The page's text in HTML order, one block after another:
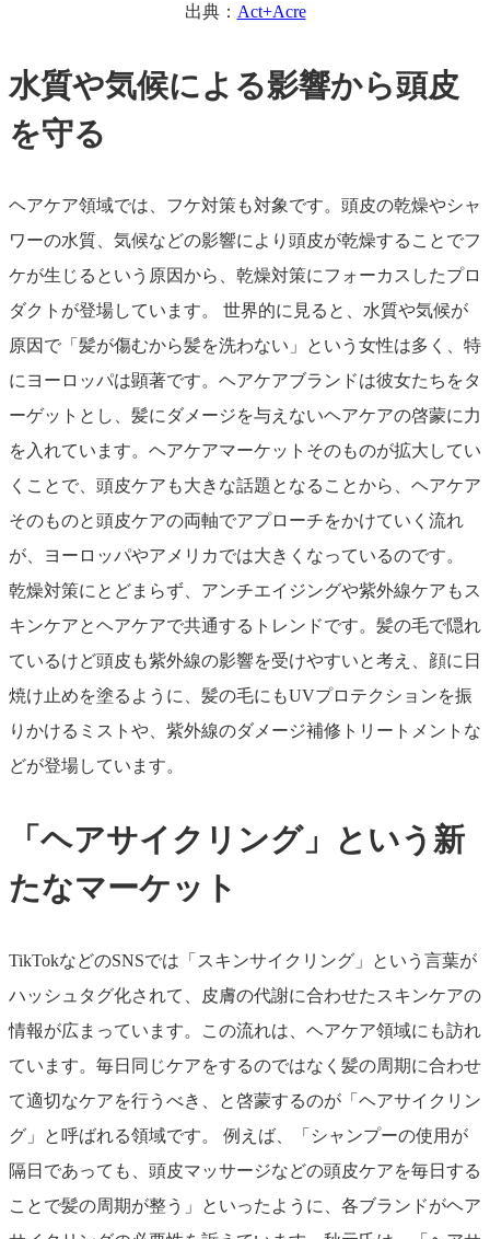
出典： Act+Acre
水質や気候による影響から頭皮
を守る
ヘアケア領域では、フケ対策も対象です。頭皮の乾燥やシャ
ワーの水質、気候などの影響により頭皮が乾燥することでフ
ケが生じるという原因から、乾燥対策にフォーカスしたプロ
ダクトが登場しています。 世界的に見ると、水質や気候が
原因で「髪が傷むから髪を洗わない」という女性は多く、特
にヨーロッパは顕著です。ヘアケアブランドは彼女たちをタ
ーゲットとし、髪にダメージを与えないヘアケアの啓蒙に力
を入れています。ヘアケアマーケットそのものが拡大してい
くことで、頭皮ケアも大きな話題となることから、ヘアケア
そのものと頭皮ケアの両軸でアプローチをかけていく流れ
が、ヨーロッパやアメリカでは大きくなっているのです。
乾燥対策にとどまらず、アンチエイジングや紫外線ケアもス
キンケアとヘアケアで共通するトレンドです。髪の毛で隠れ
ているけど頭皮も紫外線の影響を受けやすいと考え、顔に日
焼け止めを塗るように、髪の毛にもUVプロテクションを振
りかけるミストや、紫外線のダメージ補修トリートメントな
どが登場しています。
「ヘアサイクリング」という新
たなマーケット
TikTokなどのSNSでは「スキンサイクリング」という言葉が
ハッシュタグ化されて、皮膚の代謝に合わせたスキンケアの
情報が広まっています。この流れは、ヘアケア領域にも訪れ
ています。毎日同じケアをするのではなく髪の周期に合わせ
て適切なケアを行うべき、と啓蒙するのが「ヘアサイクリン
グ」と呼ばれる領域です。 例えば、「シャンプーの使用が
隔日であっても、頭皮マッサージなどの頭皮ケアを毎日する
ことで髪の周期が整う」といったように、各ブランドがヘア